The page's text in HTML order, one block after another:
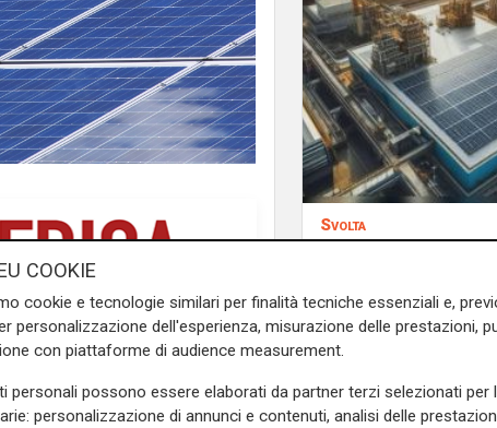
Svolta
Bayer elimina la
Cardioaspirina:
interna riduce
emissioni
COOKIE
cookie e tecnologie similari per finalità tecniche essenziali e,
personalizzazione dell'esperienza, misurazione delle prestazioni,
con piattaforme di audience measurement.
personali possono essere elaborati da partner terzi selezionati per
personalizzazione di annunci e contenuti, analisi delle